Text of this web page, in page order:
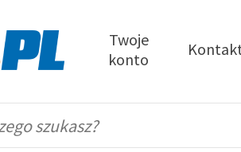
Twoje
konto